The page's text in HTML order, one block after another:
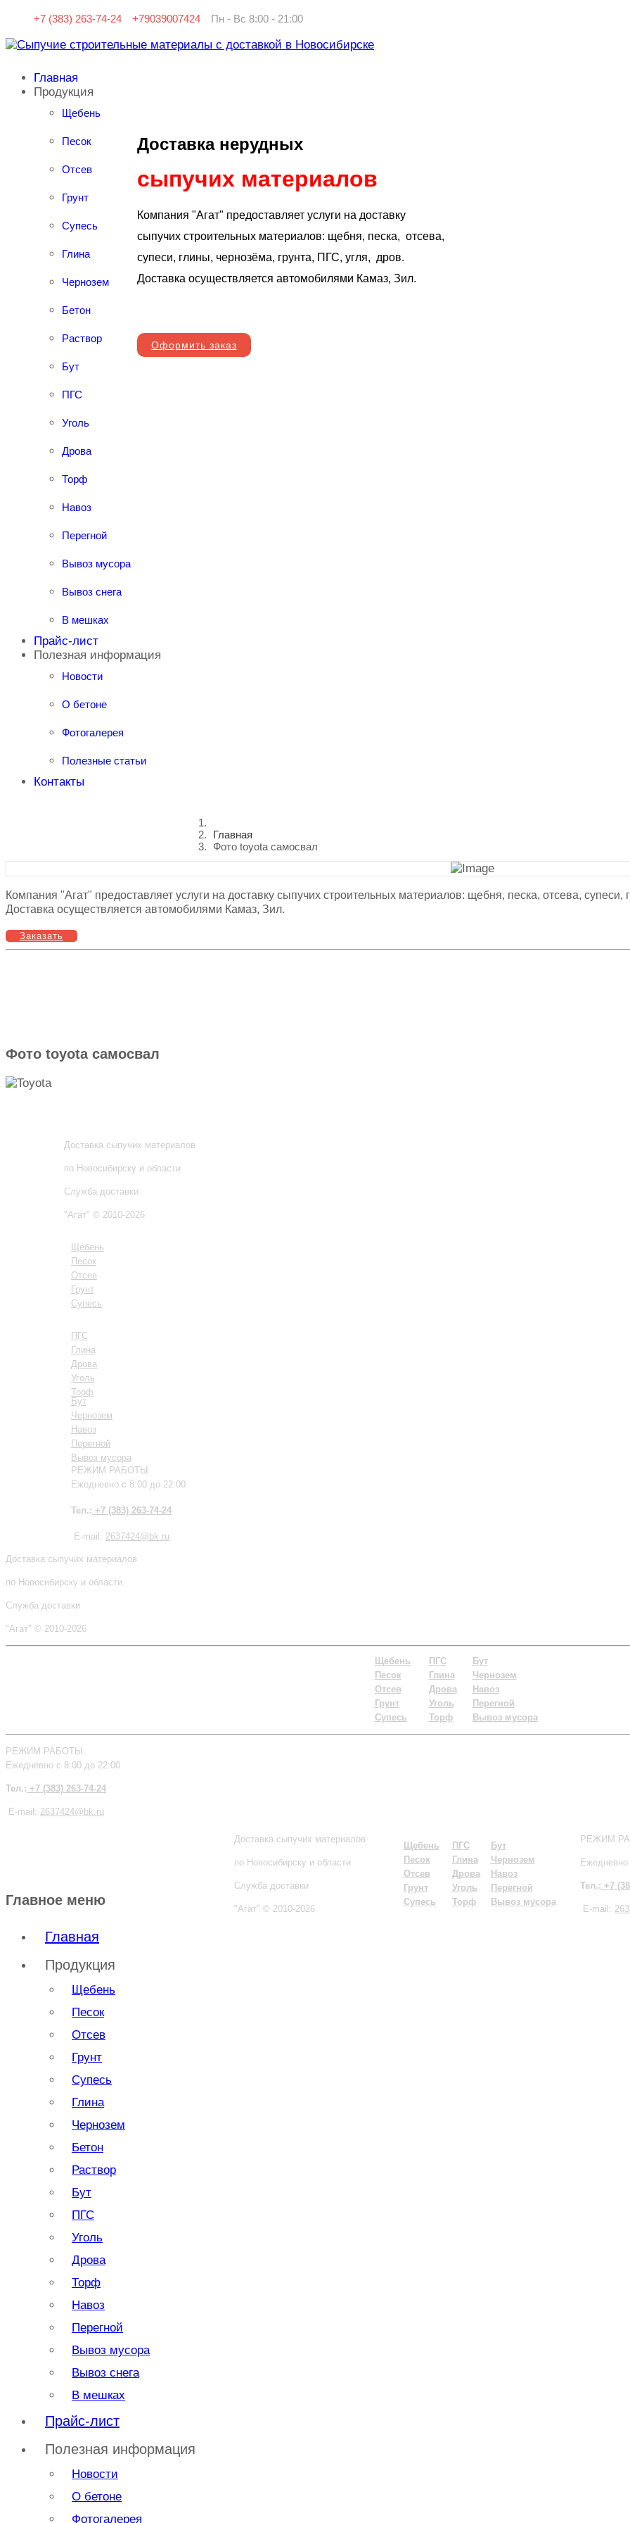
+7 (383) 263-74-24 +79039007424 Пн - Вс 8:00 - 21:00
Главная
Продукция
Щебень
Песок
Отсев
Грунт
Супесь
Глина
Чернозем
Бетон
Раствор
Бут
ПГС
Уголь
Дрова
Торф
Навоз
Перегной
Вывоз мусора
Вывоз снега
В мешках
Прайс-лист
Полезная информация
Новости
О бетоне
Фотогалерея
Полезные статьи
Контакты
Главная
Фото toyota самосвал
Доставка нерудных
сыпучих материалов
Компания "Агат" предоставляет услуги на доставку
сыпучих строительных материалов: щебня, песка, отсева,
супеси, глины, чернозёма, грунта, ПГС, угля, дров.
Доставка осуществляется автомобилями Камаз, Зил.
Оформить заказ
Компания "Агат" предоставляет услуги на доставку сыпучих строительных материалов: щебня, песка, отсева,
Доставка осуществляется автомобилями Камаз, Зил.
Заказать
Фото toyota самосвал
Доставка сыпучих материалов
по Новосибирску и области
Служба доставки
"Агат" © 2010-2026
Щебень
Песок
Отсев
Грунт
Супесь
ПГС
Глина
Дрова
Уголь
Торф
Бут
Чернозем
Навоз
Перегной
Вывоз мусора
РЕЖИМ РАБОТЫ
Ежедневно с 8:00 до 22:00
Тел.: +7 (383) 263-74-24
E-mail: 2637424@bk.ru
Доставка сыпучих материалов
по Новосибирску и области
Служба доставки
"Агат" © 2010-2026
Щебень
Песок
Отсев
Грунт
Супесь
ПГС
Глина
Дрова
Уголь
Торф
Бут
Чернозем
Навоз
Перегной
Вывоз мусора
РЕЖИМ РАБОТЫ
Ежедневно с 8:00 до 22:00
Тел.: +7 (383) 263-74-24
E-mail: 2637424@bk.ru
Доставка сыпучих материалов
по Новосибирску и области
Служба доставки
"Агат" © 2010-2026
Щебень
Песок
Отсев
Грунт
Супесь
ПГС
Глина
Дрова
Уголь
Торф
Бут
Чернозем
Навоз
Перегной
Вывоз мусора
РЕЖИМ
Тел.: +7
E-mail:
Главное меню
Главная
Продукция
Щебень
Песок
Отсев
Грунт
Супесь
Глина
Чернозем
Бетон
Раствор
Бут
ПГС
Уголь
Дрова
Торф
Навоз
Перегной
Вывоз мусора
Вывоз снега
В мешках
Прайс-лист
Полезная информация
Новости
О бетоне
Фотогалерея